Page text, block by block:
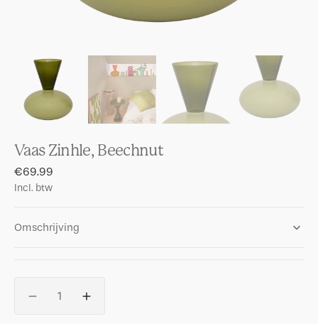
Vaas Zinhle, Beechnut
Regular
price
€69.99
Incl. btw
Omschrijving
Aantal
Aantal